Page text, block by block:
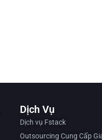
Dịch Vụ
Dịch vụ Fstack
Outsourcing Cung Cấp